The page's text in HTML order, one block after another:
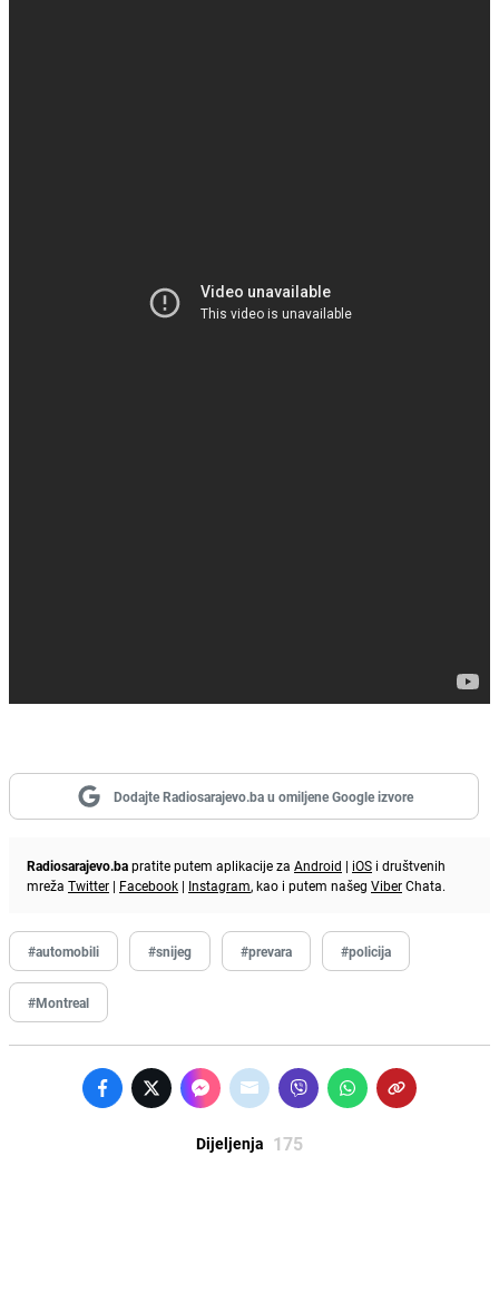
Dodajte Radiosarajevo.ba u omiljene Google izvore
Radiosarajevo.bapratite putem aplikacije za Android | iOS i društvenih
mreža Twitter | Facebook | Instagram, kao i putem našeg ViberChata.
#automobili #snijeg #prevara #policija
#Montreal
Dijeljenja 175